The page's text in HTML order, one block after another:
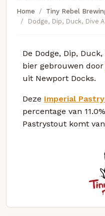
Home
Tiny Rebel
Dodge, Dip, Duck, Dive
De Dodge, Dip,
bier gebrouwen door
uit Newport Docks.
Deze Imperial
percentage van
Pastrystout komt